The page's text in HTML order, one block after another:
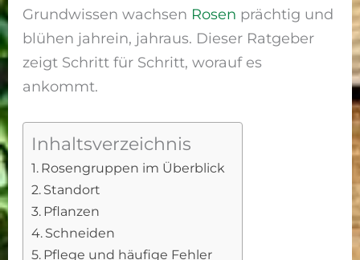
Grundwissen wachsen Rosen prächtig und
blühen jahrein, jahraus. Dieser Ratgeber
zeigt Schritt für Schritt, worauf es
ankommt.
Inhaltsverzeichnis
Rosengruppen im Überblick
Standort
Pflanzen
Schneiden
Pflege und häufige Fehler